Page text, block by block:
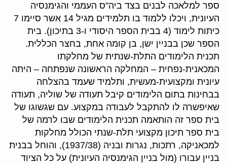
ספר למלאכה לבנים בצד ביה"ס העממי והגימנסיה
העיונית, ויכלו ללמוד בו תלמידים מגיל 14 אשר סיימו 7
כיתות לימוד (4 בבית הספר היסודי ו-3 בתיכון). בית
הספר שכן בבניין ישן, בן קומה אחת, בחצר הכללית.
תכנית הלימודים התלת-שנתית של מחלקתו
המכאנית-נפחית – המחלקה הראשונה שנפתחה – היתה
עיונית ומקצועית-מעשית, ותלמיד שעמד בהצלחה
בבחינות בתום הלימודים קיבל תעודה של שוליה, תעודה
שאיפשרה לו להתקבל לעבודה במקצוע. עם שגשוגו של
בית ספר זה הותאמה תכנית הלימודים שבו לרמה של
בית ספר תיכון מקצועי תלת-שנתי הכולל מחלקות
למכאניקה, רתכות, נגרות ובניה (1937/38), והוחל בבנית
בניין עבורו (מול בניין הגימנסיה העיונית) על כל הציוד